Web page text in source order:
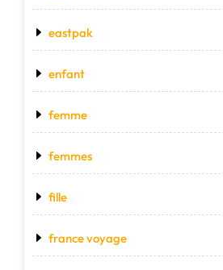
eastpak
enfant
femme
femmes
fille
france voyage